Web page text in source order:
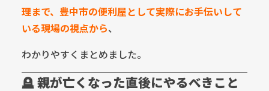
理まで、豊中市の便利屋として実際にお手伝いして
いる現場の視点から、
わかりやすくまとめました。
🪦 親が亡くなった直後にやるべきこと